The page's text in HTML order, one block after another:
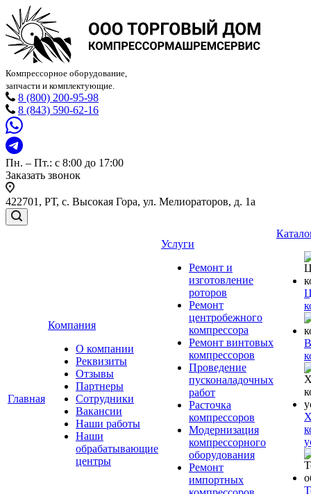
Компрессорное оборудование,
запчасти и комплектующие.
8 (800) 200-95-98
8 (843) 590-62-16
Пн. – Пт.: с 8:00 до 17:00
Заказать звонок
422701, РТ, с. Высокая Гора, ул. Мелиораторов, д. 1а
Главная
Компания
О компании
Реквизиты
Отзывы
Партнеры
Сотрудники
Вакансии
Наши работы
Наши
обрабатывающие
центры
Услуги
Ремонт и
изготовление
роторов
Ремонт
центробежного
компрессора
Ремонт винтовых
компрессоров
Проведение
пусконаладочных
работ
Расточка
компрессоров
Модернизация
компрессорного
оборудования
Ремонт
импортных